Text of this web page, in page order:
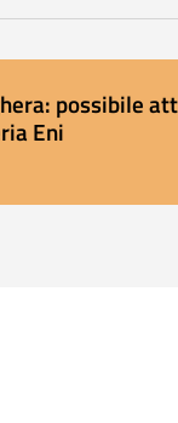
possibile
Eni